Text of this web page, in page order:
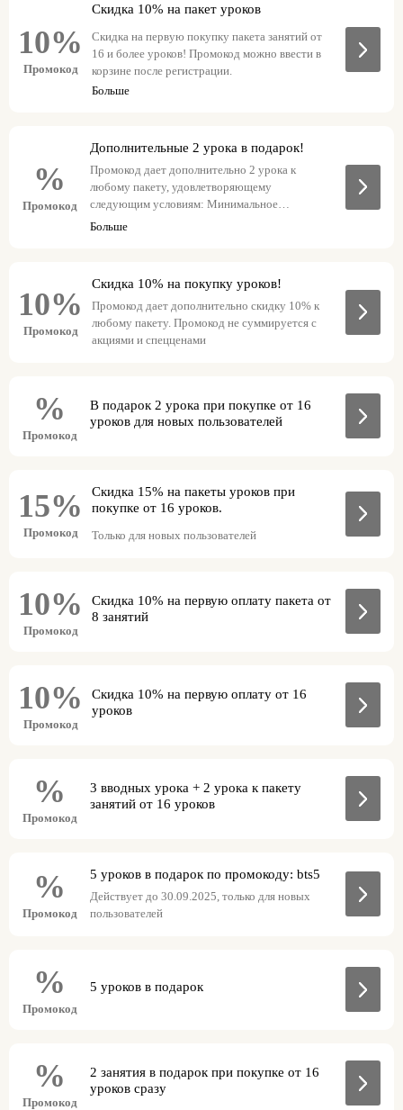
10%
Промокод
Скидка 10% на пакет уроков
Скидка на первую покупку пакета занятий от
16 и более уроков! Промокод можно ввести в
корзине после регистрации.
Больше
%
Промокод
Дополнительные 2 урока в подарок!
Промокод дает дополнительно 2 урока к
любому пакету, удовлетворяющему
следующим условиям: Минимальное
количество уроков: 10. Промокод не
Больше
10%
Промокод
Скидка 10% на покупку уроков!
Промокод дает дополнительно скидку 10% к
любому пакету. Промокод не суммируется с
акциями и спецценами
%
Промокод
В подарок 2 урока при покупке от 16
уроков для новых пользователей
15%
Промокод
Скидка 15% на пакеты уроков при
покупке от 16 уроков.
Только для новых пользователей
10%
Промокод
Скидка 10% на первую оплату пакета от
8 занятий
10%
Промокод
Скидка 10% на первую оплату от 16
уроков
%
Промокод
3 вводных урока + 2 урока к пакету
занятий от 16 уроков
%
Промокод
5 уроков в подарок по промокоду: bts5
Действует до 30.09.2025, только для новых
пользователей
%
Промокод
5 уроков в подарок
%
Промокод
2 занятия в подарок при покупке от 16
уроков сразу